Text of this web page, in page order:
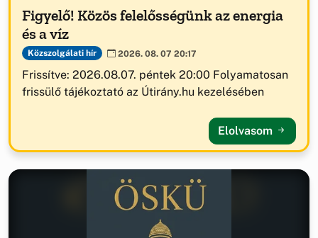
Figyelő! Közös felelősségünk az energia
és a víz
Közszolgálati hír 2026. 08. 07 20:17
Frissítve: 2026.08.07. péntek 20:00 Folyamatosan
frissülő tájékoztató az Útirány.hu kezelésében
Elolvasom